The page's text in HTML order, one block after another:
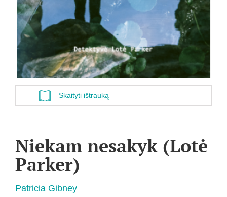
Skaityti ištrauką
Niekam nesakyk (Lotė
Parker)
Patricia Gibney